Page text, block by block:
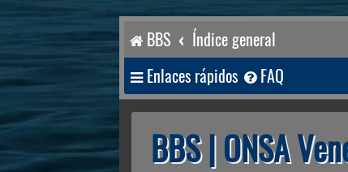
BBS Índice general
Enlaces rápidos FAQ
BBS | ONSA